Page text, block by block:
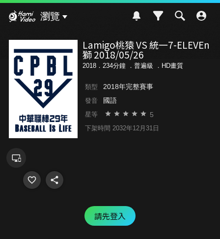
瀏覽
Lamigo桃猿 VS 統一7-ELEVEn
獅 2018/05/26
2018．234分鐘 ． 普遍級 ．HD畫質
類型 2018年完整賽事
發音 國語
星等 5
下架時間 2032年12月31日
請先登入